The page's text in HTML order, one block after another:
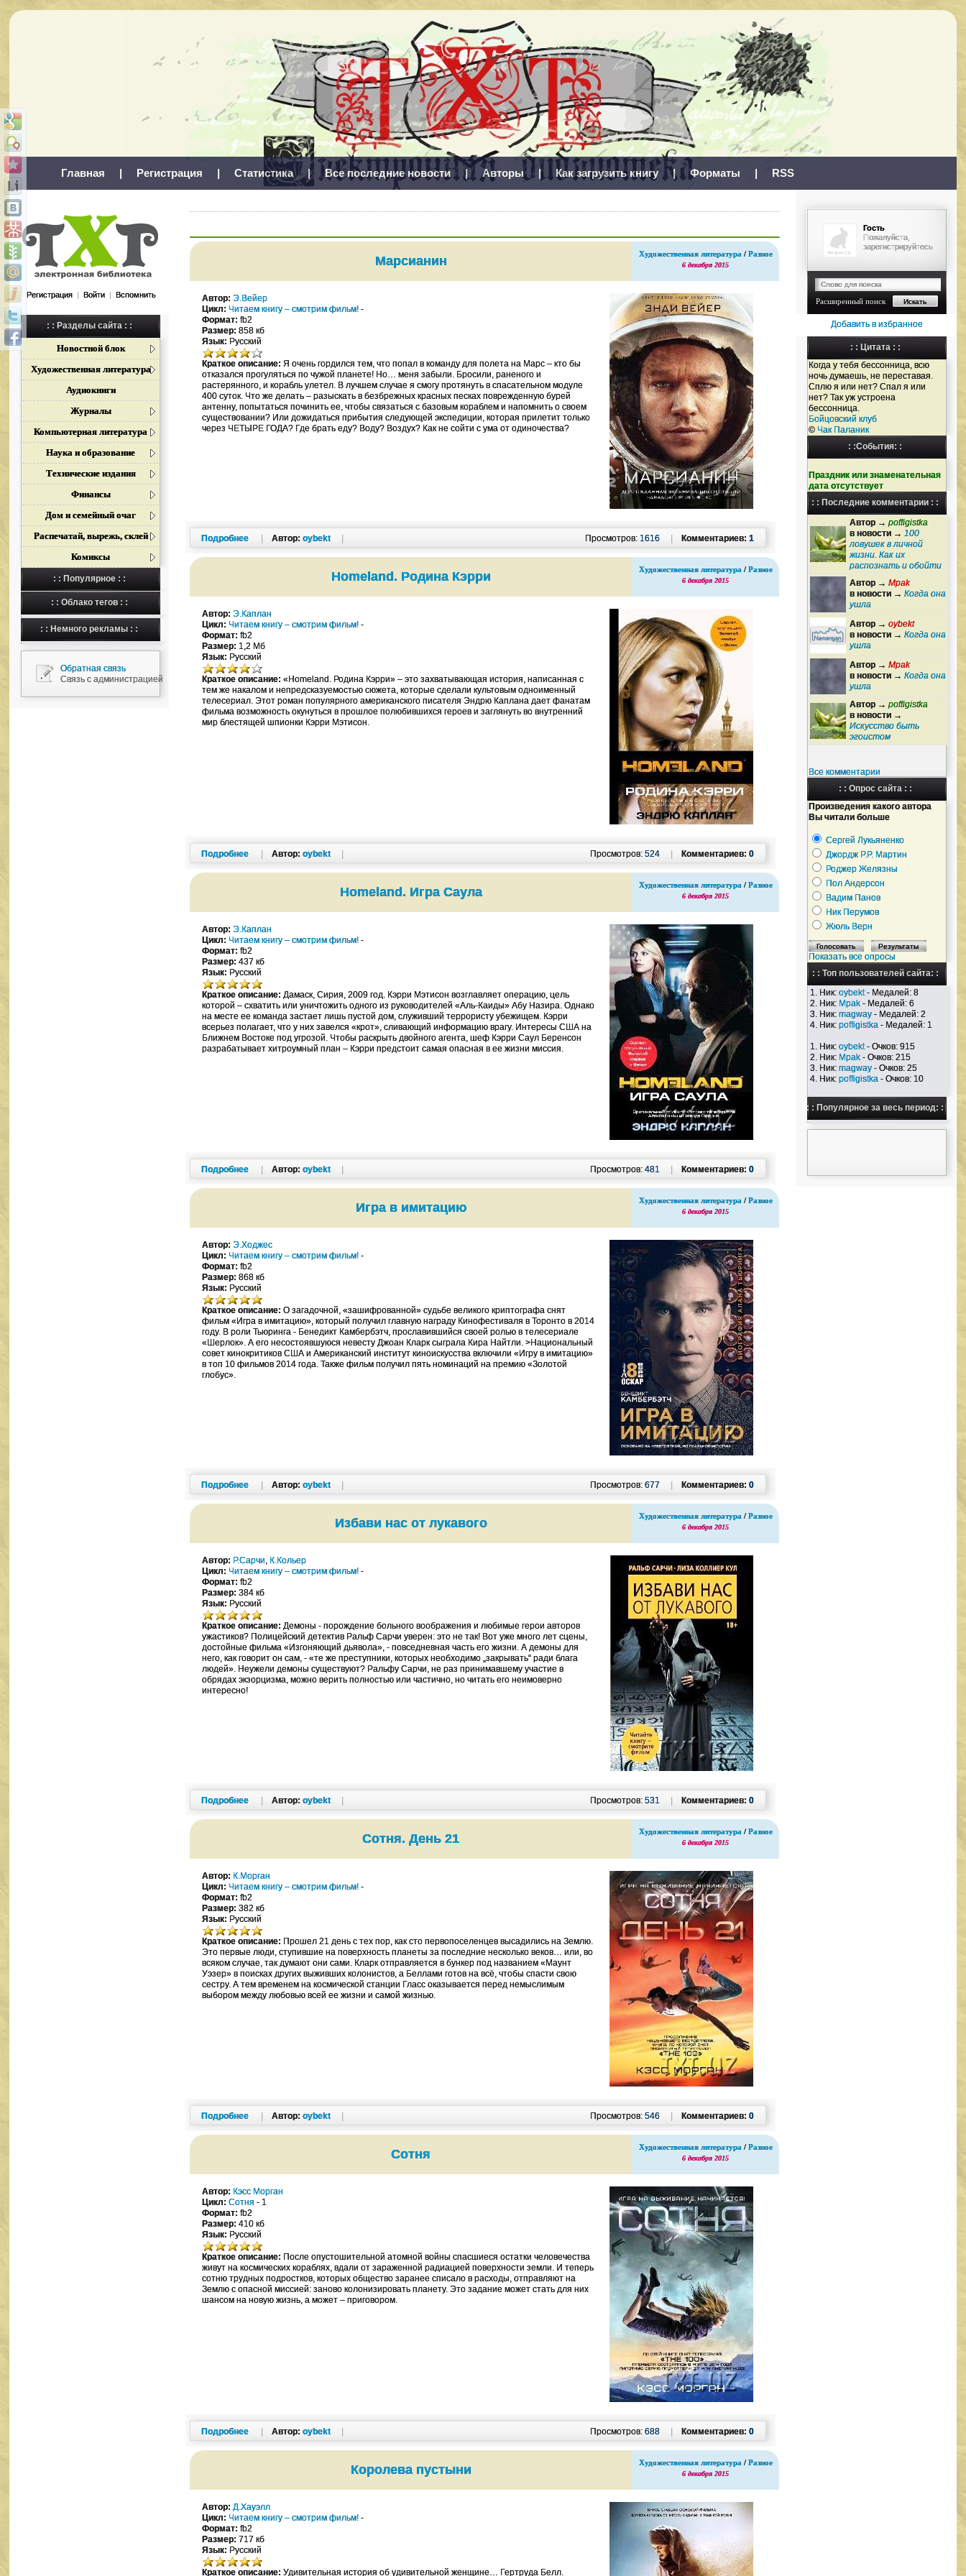
Главная | Регистрация | Статистика | Все последние новости | Авторы | Как загрузить книгу | Форматы | RSS
Регистрация | Войти | Вспомнить
: : Разделы сайта : :
Новостной блок
Художественная литература
Аудиокниги
Журналы
Компьютерная литература
Наука и образование
Технические издания
Финансы
Дом и семейный очаг
Распечатай, вырежь, склей
Комиксы
: : Популярное : :
: : Облако тегов : :
: : Немного рекламы : :
Обратная связь
Связь с администрацией
Гость
Пожалуйста,
зарегистрируйтесь
Расширенный поиск
Добавить в избранное
: : Цитата : :
Когда у тебя бессонница, всю
ночь думаешь, не переставая.
Сплю я или нет? Спал я или
нет? Так уж устроена
бессонница.
Бойцовский клуб
© Чак Паланик
: :События: :
Праздник или знаменательная
дата отсутствует
: : Последние комментарии : :
Автор → poffigistka
в новости → 100
ловушек в личной
жизни. Как их
распознать и обойти
Автор → Mpak
в новости → Когда она
ушла
Автор → oybekt
в новости → Когда она
ушла
Автор → Mpak
в новости → Когда она
ушла
Автор → poffigistka
в новости →
Искусство быть
эгоистом
Все комментарии
: : Опрос сайта : :
Произведения какого автора
Вы читали больше
Сергей Лукьяненко
Джордж Р.Р. Мартин
Роджер Желязны
Пол Андерсон
Вадим Панов
Ник Перумов
Жюль Верн
Показать все опросы
: : Топ пользователей сайта: :
1. Ник: oybekt- Медалей: 8
2. Ник: Mpak- Медалей: 6
3. Ник: magway- Медалей: 2
4. Ник: poffigistka- Медалей: 1
1. Ник: oybekt- Очков: 915
2. Ник: Mpak- Очков: 215
3. Ник: magway- Очков: 25
4. Ник: poffigistka- Очков: 10
: : Популярное за весь период: :
Марсианин Художественная литература / Разное
6 декабря 2015
Автор: Э.Вейер
Цикл: Читаем книгу – смотрим фильм! -
Формат: fb2
Размер: 858 кб
Язык: Русский
Краткое описание: Я очень гордился тем, что попал в команду для полета на Марс – кто бы
отказался прогуляться по чужой планете! Но… меня забыли. Бросили, раненого и
растерянного, и корабль улетел. В лучшем случае я смогу протянуть в спасательном модуле
400 суток. Что же делать – разыскать в безбрежных красных песках поврежденную бурей
антенну, попытаться починить ее, чтобы связаться с базовым кораблем и напомнить о своем
существовании? Или дожидаться прибытия следующей экспедиции, которая прилетит только
через ЧЕТЫРЕ ГОДА? Где брать еду? Воду? Воздух? Как не сойти с ума от одиночества?
Подробнее Автор:oybekt Комментариев: 1
Просмотров: 1616
Homeland. Родина Кэрри Художественная литература / Разное
6 декабря 2015
Автор: Э.Каплан
Цикл: Читаем книгу – смотрим фильм! -
Формат: fb2
Размер: 1,2 Мб
Язык: Русский
Краткое описание: «Homeland. Родина Кэрри» – это захватывающая история, написанная с
тем же накалом и непредсказуемостью сюжета, которые сделали культовым одноименный
телесериал. Этот роман популярного американского писателя Эндрю Каплана дает фанатам
фильма возможность окунуться в прошлое полюбившихся героев и заглянуть во внутренний
мир блестящей шпионки Кэрри Мэтисон.
Подробнее Автор:oybekt Комментариев: 0
Просмотров: 524
Homeland. Игра Саула Художественная литература / Разное
6 декабря 2015
Автор: Э.Каплан
Цикл: Читаем книгу – смотрим фильм! -
Формат: fb2
Размер: 437 кб
Язык: Русский
Краткое описание: Дамаск, Сирия, 2009 год. Кэрри Мэтисон возглавляет операцию, цель
которой – схватить или уничтожить одного из руководителей «Аль-Каиды» Абу Назира. Однако
на месте ее команда застает лишь пустой дом, служивший террористу убежищем. Кэрри
всерьез полагает, что у них завелся «крот», сливающий информацию врагу. Интересы США на
Ближнем Востоке под угрозой. Чтобы раскрыть двойного агента, шеф Кэрри Саул Беренсон
разрабатывает хитроумный план – Кэрри предстоит самая опасная в ее жизни миссия.
Подробнее Автор:oybekt Комментариев: 0
Просмотров: 481
Игра в имитацию Художественная литература / Разное
6 декабря 2015
Автор: Э.Ходжес
Цикл: Читаем книгу – смотрим фильм! -
Формат: fb2
Размер: 868 кб
Язык: Русский
Краткое описание: О загадочной, «зашифрованной» судьбе великого криптографа снят
фильм «Игра в имитацию», который получил главную награду Кинофестиваля в Торонто в 2014
году. В роли Тьюринга - Бенедикт Камбербэтч, прославившийся своей ролью в телесериале
«Шерлок». А его несостоявшуюся невесту Джоан Кларк сыграла Кира Найтли. >Национальный
совет кинокритиков США и Американский институт киноискусства включили «Игру в имитацию»
в топ 10 фильмов 2014 года. Также фильм получил пять номинаций на премию «Золотой
глобус».
Подробнее Автор:oybekt Комментариев: 0
Просмотров: 677
Избави нас от лукавого Художественная литература / Разное
6 декабря 2015
Автор: Р.Сарчи, К.Кольер
Цикл: Читаем книгу – смотрим фильм! -
Формат: fb2
Размер: 384 кб
Язык: Русский
Краткое описание: Демоны - порождение больного воображения и любимые герои авторов
ужастиков? Полицейский детектив Ральф Сарчи уверен: это не так! Вот уже много лет сцены,
достойные фильма «Изгоняющий дьявола», - повседневная часть его жизни. А демоны для
него, как говорит он сам, - «те же преступники, которых необходимо „закрывать“ ради блага
людей». Неужели демоны существуют? Ральфу Сарчи, не раз принимавшему участие в
обрядах экзорцизма, можно верить полностью или частично, но читать его неимоверно
интересно!
Подробнее Автор:oybekt Комментариев: 0
Просмотров: 531
Сотня. День 21 Художественная литература / Разное
6 декабря 2015
Автор: К.Морган
Цикл: Читаем книгу – смотрим фильм! -
Формат: fb2
Размер: 382 кб
Язык: Русский
Краткое описание: Прошел 21 день с тех пор, как сто первопоселенцев высадились на Землю.
Это первые люди, ступившие на поверхность планеты за последние несколько веков… или, во
всяком случае, так думают они сами. Кларк отправляется в бункер под названием «Маунт
Уэзер» в поисках других выживших колонистов, а Беллами готов на всё, чтобы спасти свою
сестру. А тем временем на космической станции Гласс оказывается перед немыслимым
выбором между любовью всей ее жизни и самой жизнью.
Подробнее Автор:oybekt Комментариев: 0
Просмотров: 546
Сотня Художественная литература / Разное
6 декабря 2015
Автор: Кэсс Морган
Цикл: Сотня - 1
Формат: fb2
Размер: 410 кб
Язык: Русский
Краткое описание: После опустошительной атомной войны спасшиеся остатки человечества
живут на космических кораблях, вдали от зараженной радиацией поверхности земли. И теперь
сотню трудных подростков, которых общество заранее списало в расходы, отправляют на
Землю с опасной миссией: заново колонизировать планету. Это задание может стать для них
шансом на новую жизнь, а может – приговором.
Подробнее Автор:oybekt Комментариев: 0
Просмотров: 688
Королева пустыни Художественная литература / Разное
6 декабря 2015
Автор: Д.Хауэлл
Цикл: Читаем книгу – смотрим фильм! -
Формат: fb2
Размер: 717 кб
Язык: Русский
Краткое описание: Удивительная история об удивительной женщине… Гертруда Белл.